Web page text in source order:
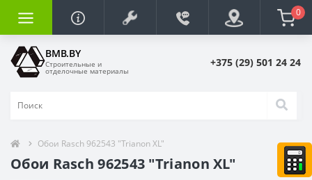
0
BMB.BY
Строительные и
отделочные материалы
+375 (29) 501 24 24
Обои Rasch 962543 "Trianon XL"
Обои Rasch 962543 "Trianon XL"